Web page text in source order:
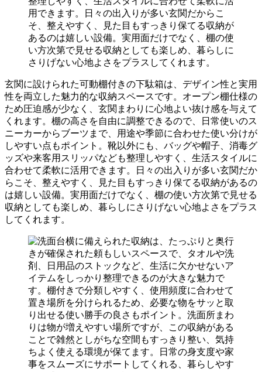
玄関に設けられた可動棚付きの下駄箱は、デザイン性と実用
性を両立した魅力的な収納スペースです。オープン棚仕様の
ため圧迫感が少なく、玄関まわりに心地よい抜け感を与えて
くれます。棚の高さを自由に調整できるので、日常使いのス
ニーカーからブーツまで、用途や季節に合わせた使い分けが
しやすい点もポイント。靴以外にも、バッグや帽子、消毒グ
ッズや来客用スリッパなども整理しやすく、生活スタイルに
合わせて柔軟に活用できます。日々の出入りが多い玄関だか
らこそ、整えやすく、見た目もすっきり保てる収納があるの
は嬉しい設備。実用面だけでなく、棚の使い方次第で見せる
収納としても楽しめ、暮らしにさりげない心地よさをプラス
してくれます。